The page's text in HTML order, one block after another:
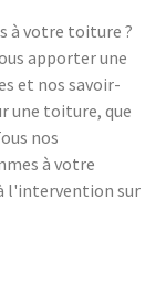
à votre toiture ?
apporter une
et nos savoir-
une toiture, que
nos
à votre
l'intervention sur